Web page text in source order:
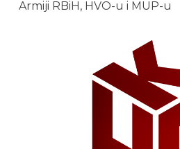
Armiji RBiH, HVO-u i MUP-u